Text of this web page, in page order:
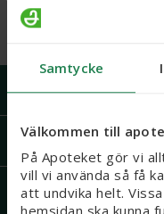
Samtycke
Välkommen till
På Apoteket gör vi
vill vi använda så få
att undvika helt.
Vi beklagar, det gick inte
Handla på
Support
Recept och